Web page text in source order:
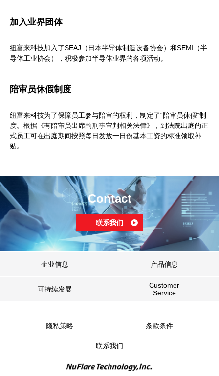
加入业界团体
纽富来科技加入了SEAJ（日本半导体制造设备协会）和SEMI（半
导体工业协会），积极参加半导体业界的各项活动。
陪审员休假制度
纽富来科技为了保障员工参与陪审的权利，制定了“陪审员休假”制
度。根据《有陪审员出席的刑事审判相关法律》，到法院出庭的正
式员工可在出庭期间按照每日发放一日份基本工资的标准领取补
贴。
Contact
联系我们
企业信息 产品信息
可持续发展
Customer
Service
隐私策略 条款条件
联系我们